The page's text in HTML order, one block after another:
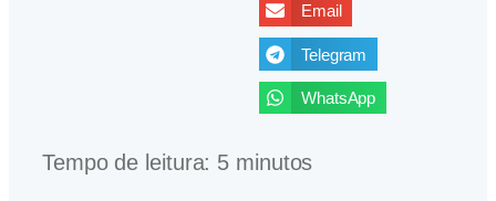
Email
Telegram
WhatsApp
Tempo de leitura: 5 minutos